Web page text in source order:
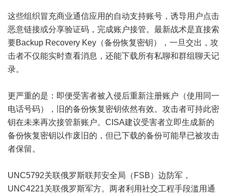
这些组织冒充商业通信应用的自动支持账号，诱导用户点击
恶意链接或分享验证码，完成账户接管。最新战术是直接索
要Backup Recovery Key（备份恢复密钥），一旦交出，攻
击者不仅能实时查看消息，还能下载所有私聊和群组聊天记
录。
更严重的是：即便受害者被入侵后重新注册账户（使用同一
电话号码），旧的备份恢复密钥依然有效。攻击者可持此密
钥在未来再次接管新账户。CISA建议受害者立即生成新的
备份恢复密钥以作废旧的，但已下载的备份可能早已被攻击
者保留。
UNC5792关联俄罗斯联邦安全局（FSB）边防军，
UNC4221关联俄罗斯军方。两者利用社交工程手段滥用通